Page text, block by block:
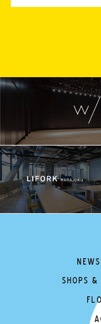
SHOPS &